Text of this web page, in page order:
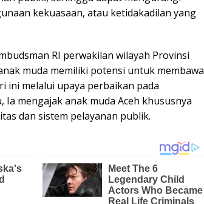
kekuasaan, atau ketidakadilan yang
RI perwakilan wilayah Provinsi
muda memiliki potensi untuk membawa
ini melalui upaya perbaikan pada
mengajak anak muda Aceh khususnya
dan sistem pelayanan publik.